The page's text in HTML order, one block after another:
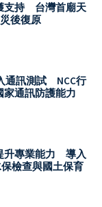
支持 台灣首廟天
後復原
通訊測試 NCC行
通訊防護能力
升專業能力 導入
檢查與國土保育